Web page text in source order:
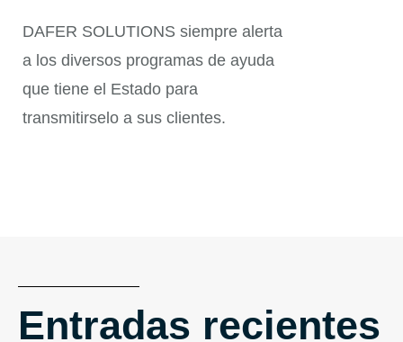
DAFER SOLUTIONS siempre alerta
a los diversos programas de ayuda
que tiene el Estado para
transmitirselo a sus clientes.
Entradas recientes